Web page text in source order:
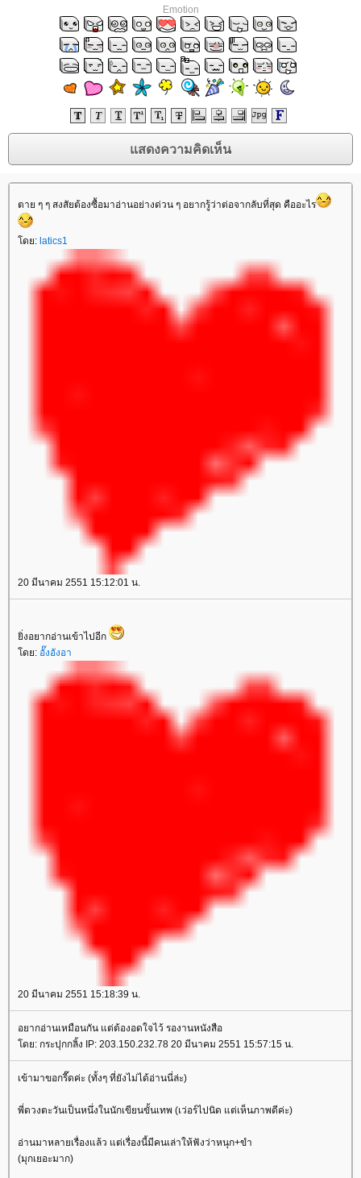
Emotion
ตาย ๆ ๆ สงสัยต้องซื้อมาอ่านอย่างด่วน ๆ อยากรู้ว่าต่อจากลับที่สุด คืออะไร
ดย: latics1
20 มีนาคม 2551 15:12:01 น.
ิ่งอยากอ่านเข้าไปอีก
ดย: อั๊งอังอา
20 มีนาคม 2551 15:18:39 น.
อยากอ่านเหมือนกัน แต่ต้องอดใจไว้ รองานหนังสือ
ดย: กระปุกกลิ้ง IP: 203.150.232.78 20 มีนาคม 2551 15:57:15 น.
เข้ามาขอกรี๊ดค่ะ (ทั้งๆ ที่ยังไม่ได้อ่านนี่ล่ะ)
พี่ดวงตะวันเป็นหนึ่งในนักเขียนขั้นเทพ (เว่อร์ไปนิด แต่เห็นภาพดีค่ะ)
อ่านมาหลายเรื่องแล้ว แต่เรื่องนี้มีคนเล่าให้ฟังว่าหนุก+ขำ
(มุกเยอะมาก)